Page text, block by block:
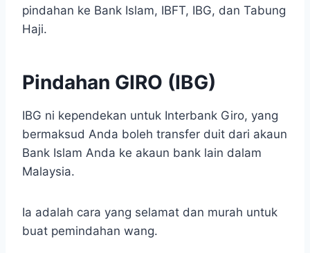
pindahan ke Bank Islam, IBFT, IBG, dan Tabung
Haji.
Pindahan GIRO (IBG)
IBG ni kependekan untuk Interbank Giro, yang
bermaksud Anda boleh transfer duit dari akaun
Bank Islam Anda ke akaun bank lain dalam
Malaysia.
Ia adalah cara yang selamat dan murah untuk
buat pemindahan wang.